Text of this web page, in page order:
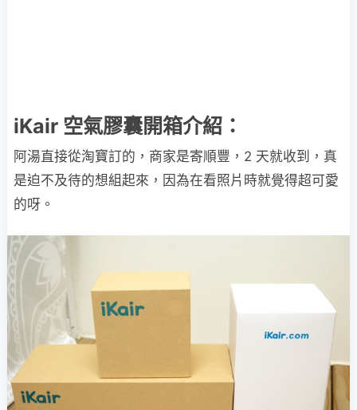
iKair 空氣膠囊開箱介紹：
阿湯直接從淘寶訂的，商家是寄順豐，2 天就收到，真
是迫不及待的想組起來，因為在看照片時就覺得超可愛
的呀。